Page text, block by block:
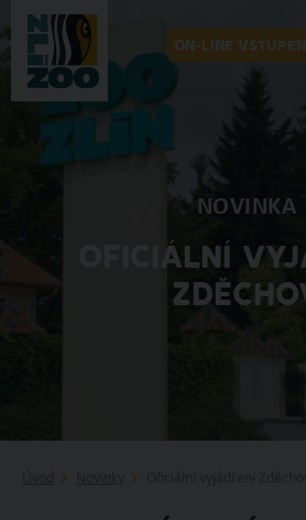
ON-LINE
NOVINKA
OFICIÁLNÍ